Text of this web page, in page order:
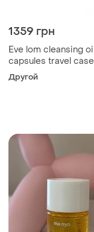
1359 грн
Eve lom cleansing
capsules travel
капсул – люксова
очищувальна олія в
Другой